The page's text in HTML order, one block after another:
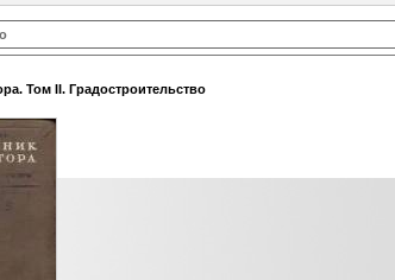
Том II. Градостроительство